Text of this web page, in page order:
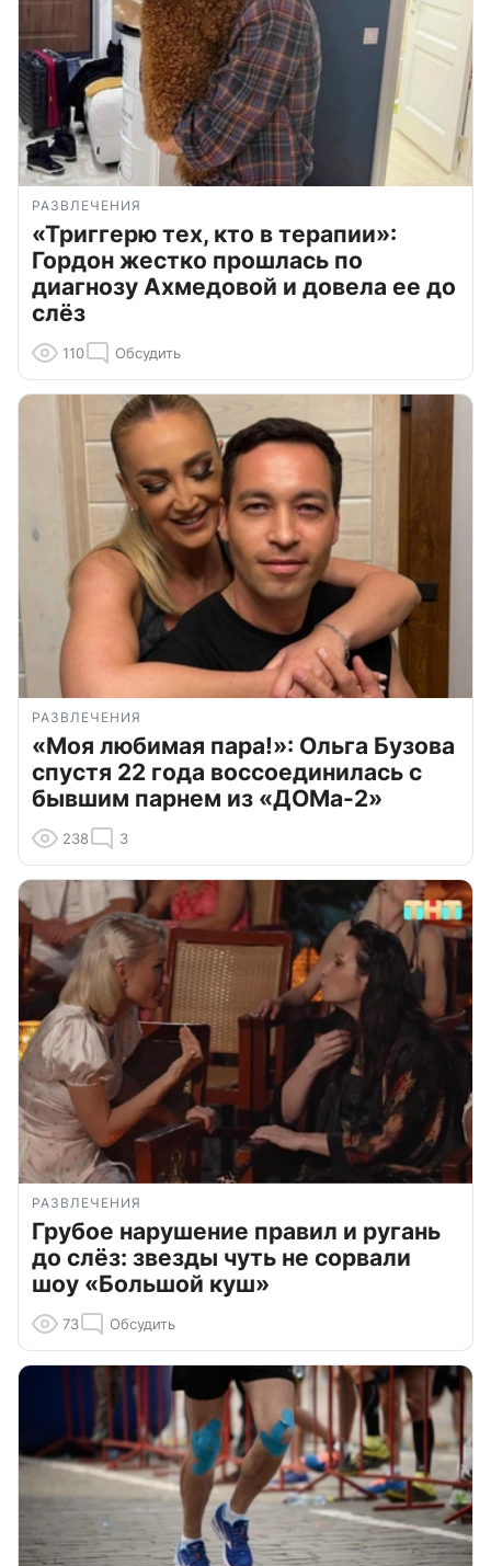
РАЗВЛЕЧЕНИЯ
«Триггерю тех, кто в терапии»:
Гордон жестко прошлась по
диагнозу Ахмедовой и довела ее до
слёз
110 Обсудить
РАЗВЛЕЧЕНИЯ
«Моя любимая пара!»: Ольга Бузова
спустя 22 года воссоединилась с
бывшим парнем из «ДОМа-2»
238 3
РАЗВЛЕЧЕНИЯ
Грубое нарушение правил и ругань
до слёз: звезды чуть не сорвали
шоу «Большой куш»
73 Обсудить